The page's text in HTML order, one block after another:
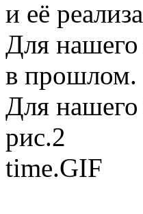
и её
Для
в прошлом.
Для нашего
рис.2
time.GIF